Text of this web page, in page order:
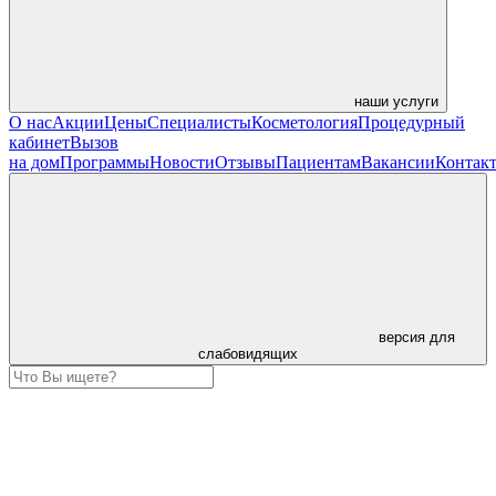
наши услуги
О насАкцииЦеныСпециалистыКосметологияПроцедурный
кабинетВызов
на домПрограммыНовостиОтзывыПациентамВакансии
версия для
слабовидящих